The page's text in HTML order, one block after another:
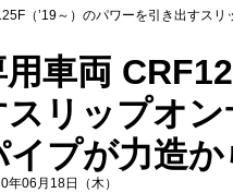
（’19～）のパワーを引き出すス
車両
リップオ
プが力造か
06月18日（木）